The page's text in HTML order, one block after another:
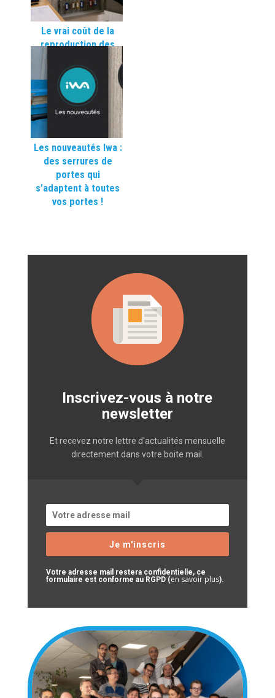
Le vrai coût de la
reproduction des
commune
Les nouveautés Iwa :
des serrures de
portes qui
s’adaptent à toutes
vos portes !
Inscrivez-vous à notre
newsletter
Et recevez notre lettre d'actualités mensuelle
directement dans votre boite mail.
Je m'inscris
Votre adresse mail restera confidentielle, ce
formulaire est conforme au RGPD (en savoir plus).